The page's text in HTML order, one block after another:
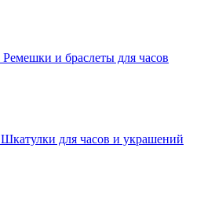
Ремешки и браслеты для часов
Шкатулки для часов и украшений